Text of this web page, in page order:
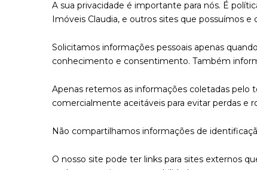
A sua privacidade é importante para nós. É
Imóveis Claudia, e outros sites que possuímos e
Solicitamos informações pessoais apenas
conhecimento e consentimento. Também
Apenas retemos as informações coletadas pelo
comercialmente aceitáveis ​​para evitar perdas e
Não compartilhamos informações de
O nosso site pode ter links para sites externos